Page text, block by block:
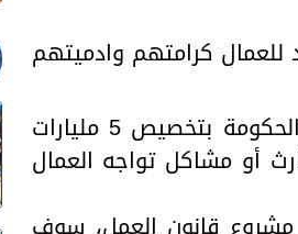
للعمال كرامتهم وادميتهم
وقال بكر أن اهم هذه القرارات توجيه الرئيس السيسي، الحكومة بتخصيص 5 مليارات
أو مشاكل تواجه العمال